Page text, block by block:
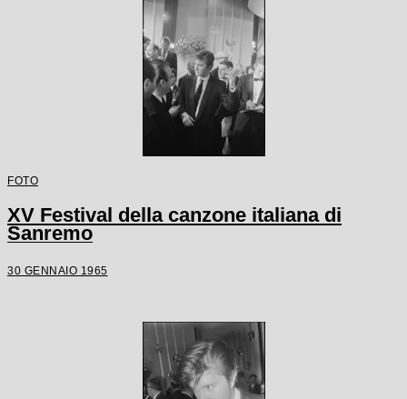
FOTO
XV Festival della canzone italiana di
Sanremo
30 GENNAIO 1965